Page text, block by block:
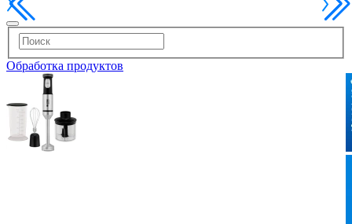
Обработка продуктов